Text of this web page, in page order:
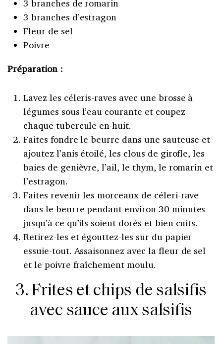
3 branches de romarin
3 branches d’estragon
Fleur de sel
Poivre
Préparation :
Lavez les céleris-raves avec une brosse à
légumes sous l’eau courante et coupez
chaque tubercule en huit.
Faites fondre le beurre dans une sauteuse et
ajoutez l’anis étoilé, les clous de girofle, les
baies de genièvre, l’ail, le thym, le romarin et
l’estragon.
Faites revenir les morceaux de céleri-rave
dans le beurre pendant environ 30 minutes
jusqu’à ce qu’ils soient dorés et bien cuits.
Retirez-les et égouttez-les sur du papier
essuie-tout. Assaisonnez avec la fleur de sel
et le poivre fraîchement moulu.
3. Frites et chips de salsifis
avec sauce aux salsifis